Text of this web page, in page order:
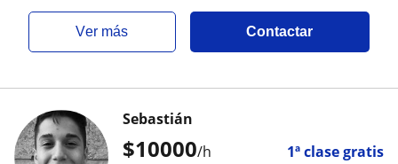
ver más Contactar
$10000/h 1ª clase gratis
Sebastián